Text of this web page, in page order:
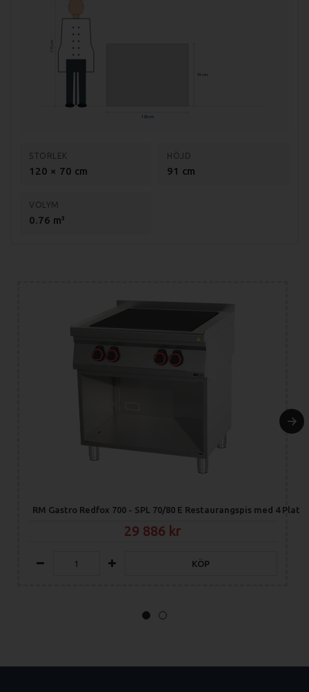
Mått förpackning: 1240x800x975 mm
Vikt (netto): 130 kg
Vikt (brutto): 145 kg
Effekt/platta: 2,5kW
Material: Rostfritt stål AISI 304
175 cm
91 cm
120 cm
STORLEK
120 × 70 cm
HÖJD
91 cm
VOLYM
0.76 m³
RM Gastro Redfox 700 - SPL 70/80 E Restaurangspis med 4
29 886
KÖP